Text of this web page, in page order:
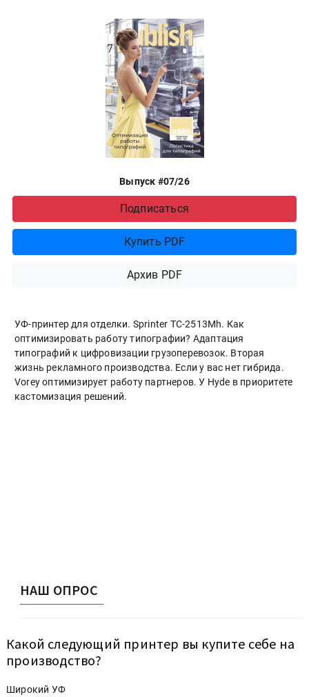
Выпуск #07/26
Подписаться
Купить PDF
Архив PDF
УФ-принтер для отделки. Sprinter ТС-2513Mh. Как
оптимизировать работу типографии? Адаптация
типографий к цифровизации грузоперевозок. Вторая
жизнь рекламного производства. Если у вас нет гибрида.
Vorey оптимизирует работу партнеров. У Hyde в приоритете
кастомизация решений.
НАШ ОПРОС
Какой следующий принтер вы купите себе на
производство?
Широкий УФ